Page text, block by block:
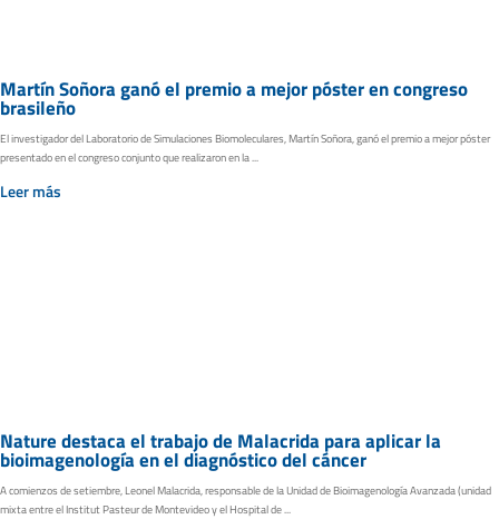
Martín Soñora ganó el premio a mejor póster en congreso
brasileño
El investigador del Laboratorio de Simulaciones Biomoleculares, Martín Soñora, ganó el premio a mejor póster
presentado en el congreso conjunto que realizaron en la ...
Leer más
Nature destaca el trabajo de Malacrida para aplicar la
bioimagenología en el diagnóstico del cáncer
A comienzos de setiembre, Leonel Malacrida, responsable de la Unidad de Bioimagenología Avanzada (unidad
mixta entre el Institut Pasteur de Montevideo y el Hospital de ...